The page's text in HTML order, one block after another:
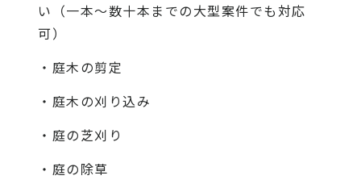
い（一本〜数十本までの大型案件でも対応
可）
・庭木の剪定
・庭木の刈り込み
・庭の芝刈り
・庭の除草